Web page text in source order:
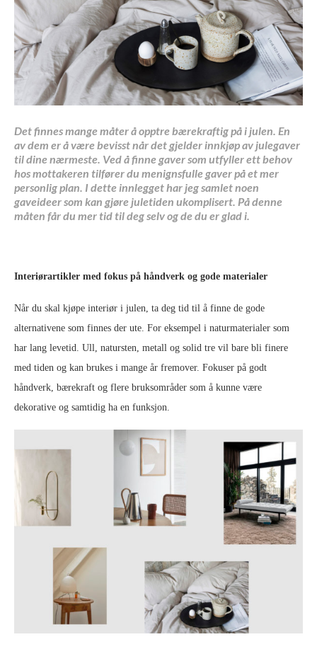
Det finnes mange måter å opptre bærekraftig på i julen. En
av dem er å være bevisst når det gjelder innkjøp av julegaver
til dine nærmeste. Ved å finne gaver som utfyller ett behov
hos mottakeren tilfører du menignsfulle gaver på et mer
personlig plan. I dette innlegget har jeg samlet noen
gaveideer som kan gjøre juletiden ukomplisert. På denne
måten får du mer tid til deg selv og de du er glad i.
Interiørartikler med fokus på håndverk og gode materialer
Når du skal kjøpe interiør i julen, ta deg tid til å finne de gode
alternativene som finnes der ute. For eksempel i naturmaterialer som
har lang levetid. Ull, natursten, metall og solid tre vil bare bli finere
med tiden og kan brukes i mange år fremover. Fokuser på godt
håndverk, bærekraft og flere bruksområder som å kunne være
dekorative og samtidig ha en funksjon.